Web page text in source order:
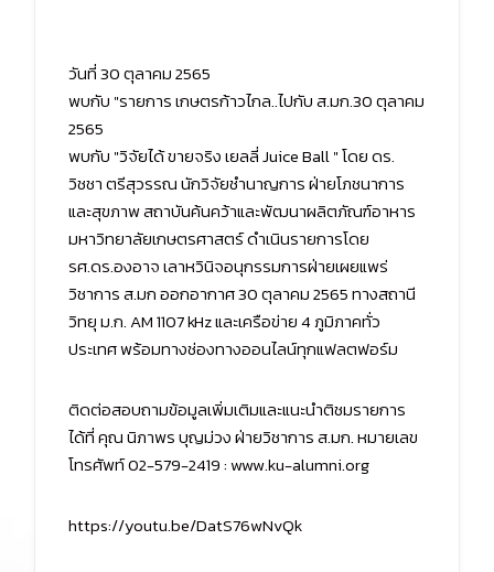
วันที่ 30 ตุลาคม 2565
พบกับ "รายการ เกษตรก้าวไกล..ไปกับ ส.มก.30 ตุลาคม
2565
พบกับ "วิจัยได้ ขายจริง เยลลี่ Juice Ball " โดย ดร.
วิชชา ตรีสุวรรณ นักวิจัยชำนาญการ ฝ่ายโภชนาการ
และสุขภาพ สถาบันค้นคว้าและพัฒนาผลิตภัณฑ์อาหาร
มหาวิทยาลัยเกษตรศาสตร์ ดำเนินรายการโดย
รศ.ดร.องอาจ เลาหวินิจอนุกรรมการฝ่ายเผยแพร่
วิชาการ ส.มก ออกอากาศ 30 ตุลาคม 2565 ทางสถานี
วิทยุ ม.ก. AM 1107 kHz และเครือข่าย 4 ภูมิภาคทั่ว
ประเทศ พร้อมทางช่องทางออนไลน์ทุกแฟลตฟอร์ม
ติดต่อสอบถามข้อมูลเพิ่มเติมและแนะนำติชมรายการ
ได้ที่ คุณ นิภาพร บุญม่วง ฝ่ายวิชาการ ส.มก. หมายเลข
โทรศัพท์ 02-579-2419 : www.ku-alumni.org
https://youtu.be/DatS76wNvQk